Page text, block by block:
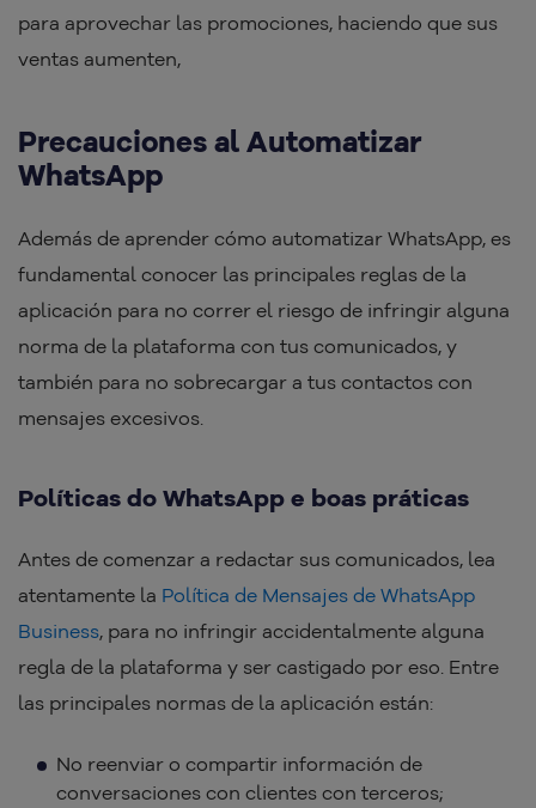
para aprovechar las promociones, haciendo que sus
ventas aumenten,
Precauciones al Automatizar
WhatsApp
Además de aprender cómo automatizar WhatsApp, es
fundamental conocer las principales reglas de la
aplicación para no correr el riesgo de infringir alguna
norma de la plataforma con tus comunicados, y
también para no sobrecargar a tus contactos con
mensajes excesivos.
Políticas do WhatsApp e boas práticas
Antes de comenzar a redactar sus comunicados, lea
atentamente la Política de Mensajes de WhatsApp
Business, para no infringir accidentalmente alguna
regla de la plataforma y ser castigado por eso. Entre
las principales normas de la aplicación están:
No reenviar o compartir información de
conversaciones con clientes con terceros;